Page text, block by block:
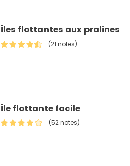
Îles flottantes aux pralines
(21 notes)
Île flottante facile
(52 notes)